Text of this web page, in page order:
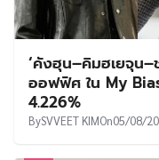
‘คังฮุน–คิมฮเยจุน–
ออฟฟิศ ใน My
4.226%
BySVVEET KIMOn05/08/